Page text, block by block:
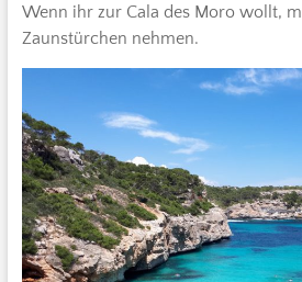
Wenn ihr zur Cala des Moro wollt,
Zaunstürchen nehmen.